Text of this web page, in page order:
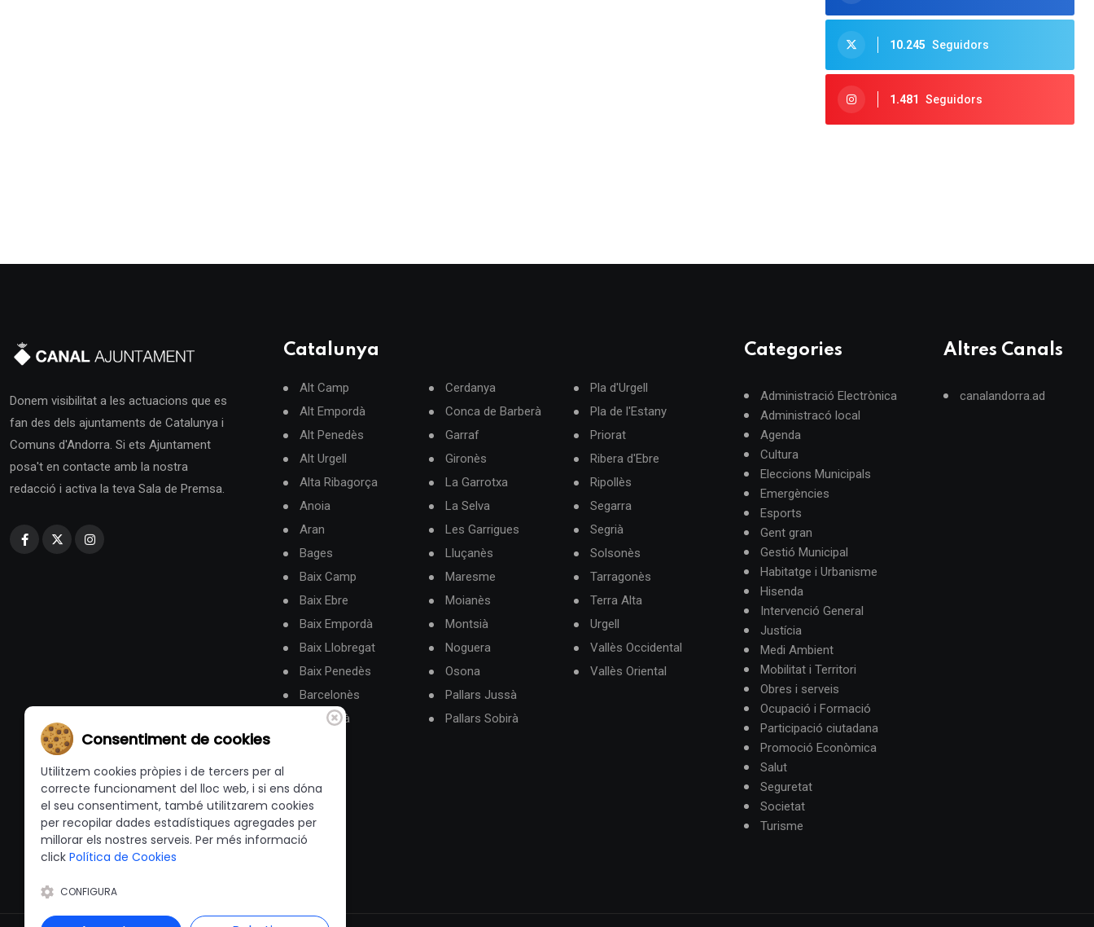
10.245 Seguidors
1.481 Seguidors
Donem visibilitat a les actuacions que es
fan des dels ajuntaments de Catalunya i
Comuns d'Andorra. Si ets Ajuntament
posa't en contacte amb la nostra
redacció i activa la teva Sala de Premsa.
Catalunya
Alt Camp
Alt Empordà
Alt Penedès
Alt Urgell
Alta Ribagorça
Anoia
Aran
Bages
Baix Camp
Baix Ebre
Baix Empordà
Baix Llobregat
Baix Penedès
Barcelonès
Berguedà
Cerdanya
Conca de Barberà
Garraf
Gironès
La Garrotxa
La Selva
Les Garrigues
Lluçanès
Maresme
Moianès
Montsià
Noguera
Osona
Pallars Jussà
Pallars Sobirà
Pla d'Urgell
Pla de l'Estany
Priorat
Ribera d'Ebre
Ripollès
Segarra
Segrià
Solsonès
Tarragonès
Terra Alta
Urgell
Vallès Occidental
Vallès Oriental
Categories
Administració Electrònica
Administracó local
Agenda
Cultura
Eleccions Municipals
Emergències
Esports
Gent gran
Gestió Municipal
Habitatge i Urbanisme
Hisenda
Intervenció General
Justícia
Medi Ambient
Mobilitat i Territori
Obres i serveis
Ocupació i Formació
Participació ciutadana
Promoció Econòmica
Salut
Seguretat
Societat
Turisme
Altres Canals
canalandorra.ad
Consentiment de cookies
Utilitzem cookies pròpies i de tercers per al
correcte funcionament del lloc web, i si ens dóna
el seu consentiment, també utilitzarem cookies
per recopilar dades estadístiques agregades per
millorar els nostres serveis. Per més informació
click Política de Cookies
CONFIGURA